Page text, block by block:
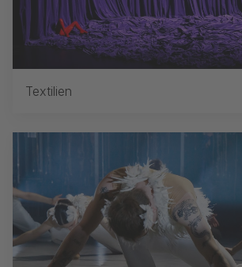
Textilien